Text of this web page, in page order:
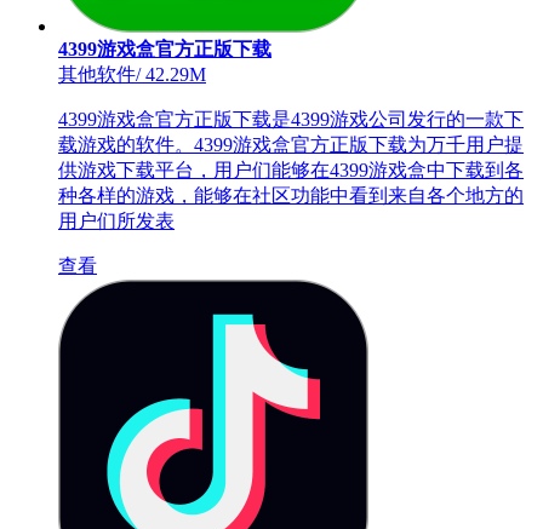
4399游戏盒官方正版下载
其他软件/42.29M
4399游戏盒官方正版下载是4399游戏公司发行的一款下
载游戏的软件。4399游戏盒官方正版下载为万千用户提
供游戏下载平台，用户们能够在4399游戏盒中下载到各
种各样的游戏，能够在社区功能中看到来自各个地方的
用户们所发表
查看